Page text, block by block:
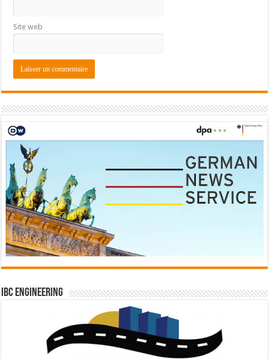
Site web
IBC Engineering